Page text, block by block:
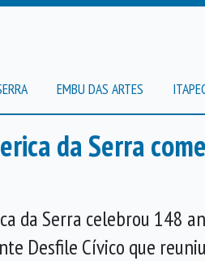
EMBU DAS ARTES
da Serra
da Serra celebrou 148
Desfile Cívico que